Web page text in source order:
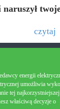
naruszył
czytaj
energii
umożliwia
tej
właściwą decyzje o